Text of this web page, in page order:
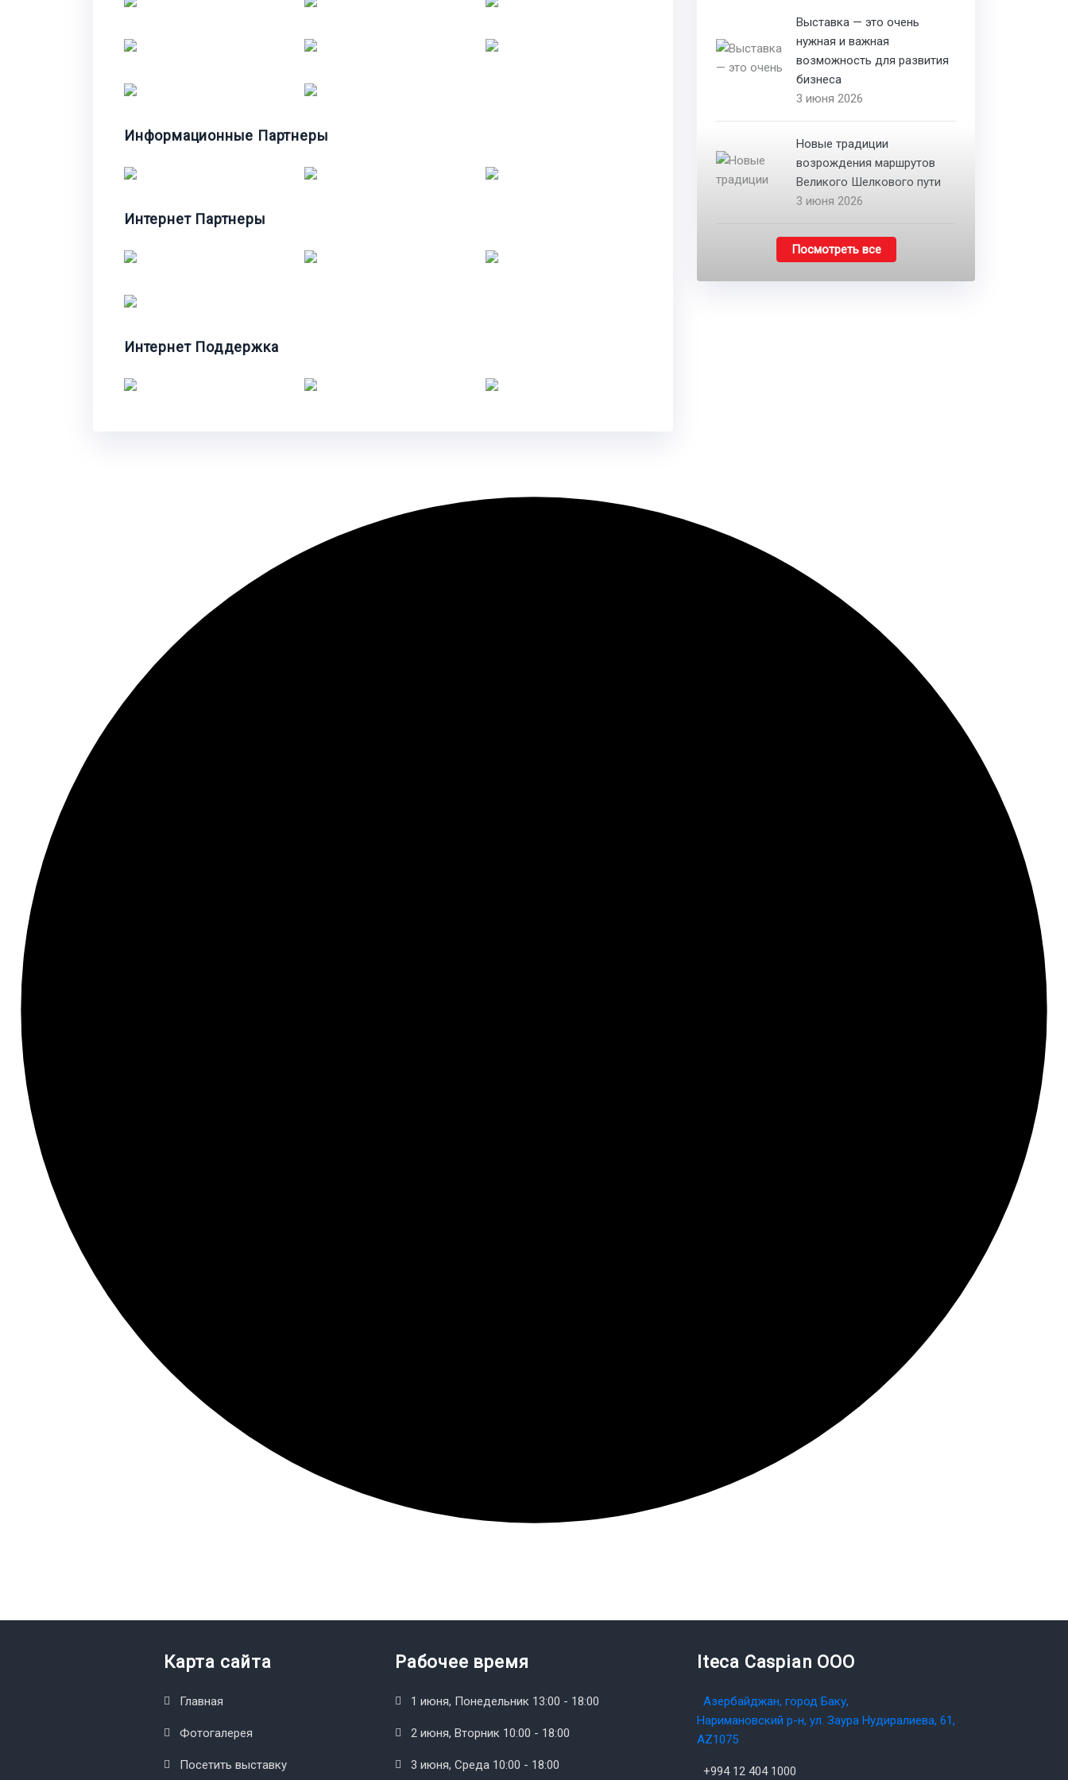
Информационные Партнеры
Интернет Партнеры
Интернет Поддержка
Выставка — это очень
нужная и важная
возможность для развития
бизнеса
3 июня 2026
Новые традиции
возрождения маршрутов
Великого Шелкового пути
3 июня 2026
Посмотреть все
Карта сайта
Главная
Фотогалерея
Посетить выставку
Рабочее время
1 июня, Понедельник 13:00 - 18:00
2 июня, Вторник 10:00 - 18:00
3 июня, Среда 10:00 - 18:00
Iteca Caspian OOO
Азербайджан, город Баку,
Наримановский р-н, ул. Заура Нудиралиева, 61,
AZ1075
+994 12 404 1000